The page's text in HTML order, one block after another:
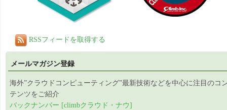
RSSフィードを取得する
メールマガジン登録
海外”クラウドコンピューティング”最新技術などを中心に注目のコ
テンツをご紹介
バックナンバー [climbクラウド・ナウ]